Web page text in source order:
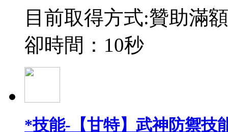
目前取得方式:贊助滿
卻時間：10秒
*技能-【甘特】武神防禦技